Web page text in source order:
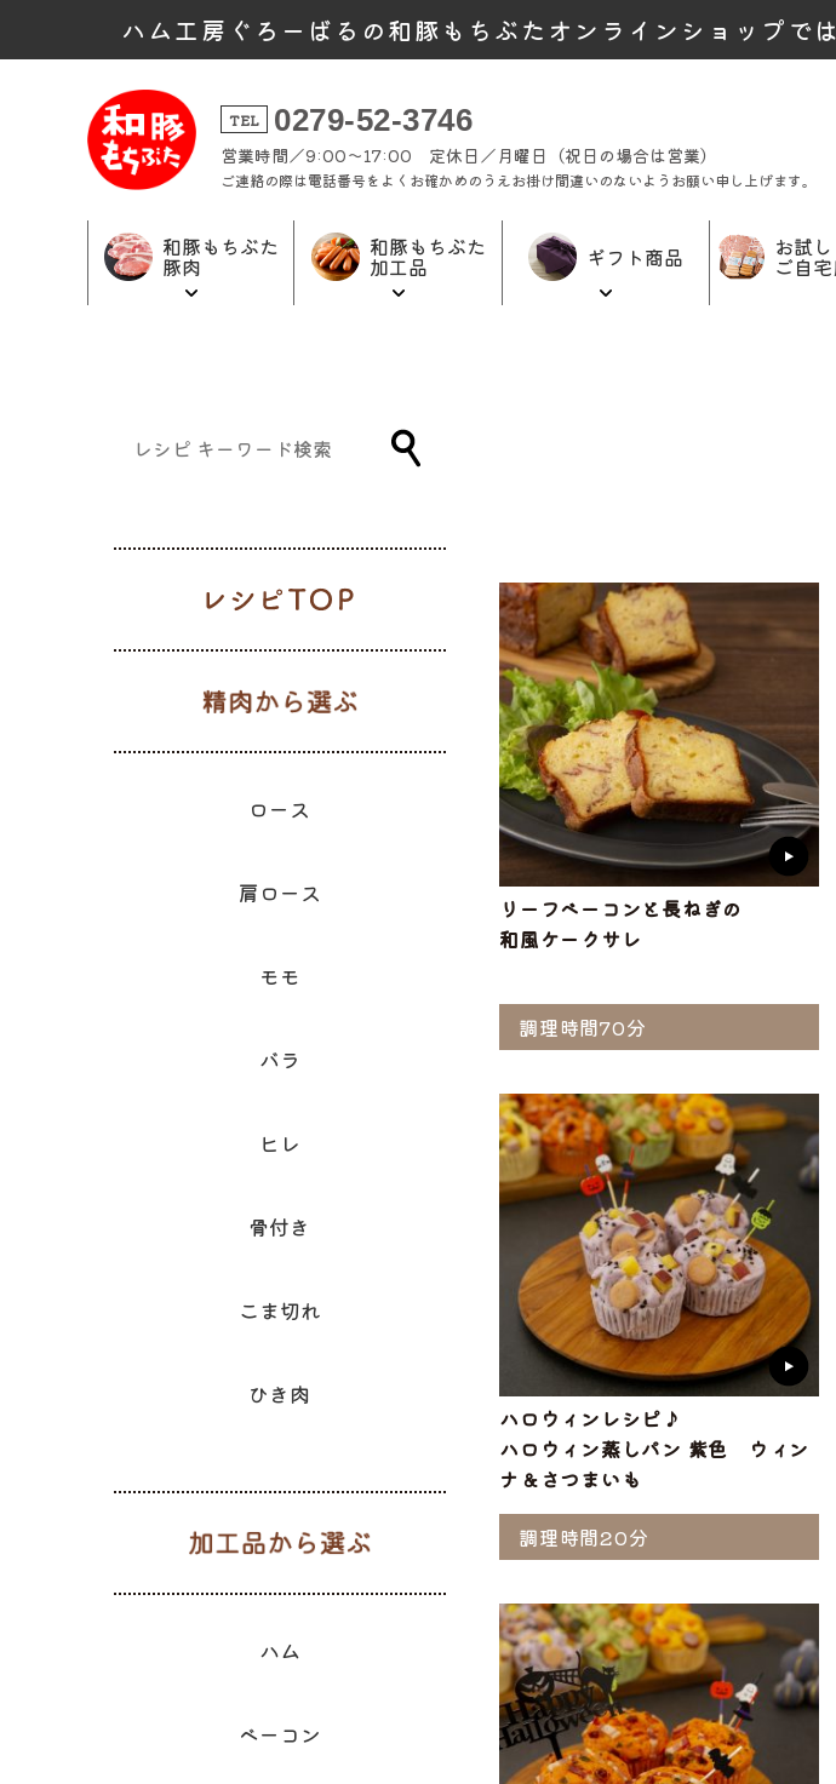
ハム工房ぐろーばるの和豚もちぶたオンラインショップで
TEL 0279-52-3746
営業時間／9:00～17:00 定休日／月曜日（祝日の場合は営業）
ご連絡の際は電話番号をよくお確かめのうえお掛け間違いのないようお願い申し上げます。
和豚もちぶた
豚肉
ロース 肩ロース モモ バラ
和豚もちぶた
加工品
ベーコン ウィンナ ソーセージ ア
ギフト商品
ギフト一覧 精肉のギフト 精肉と加工品
のギフト
加工品の
ギフト
お試し
ご自
リーフベーコンと長ねぎの
和風ケークサレ
調理時間70分
ハロウィンレシピ♪
ハロウィン蒸しパン 紫色 ウィン
ナ＆さつまいも
調理時間20分
生肉から選ぶ
ロース
肩ロース
モモ
バラ
ヒレ
骨付き
こま切れ
ひき肉
ハム
ベーコン